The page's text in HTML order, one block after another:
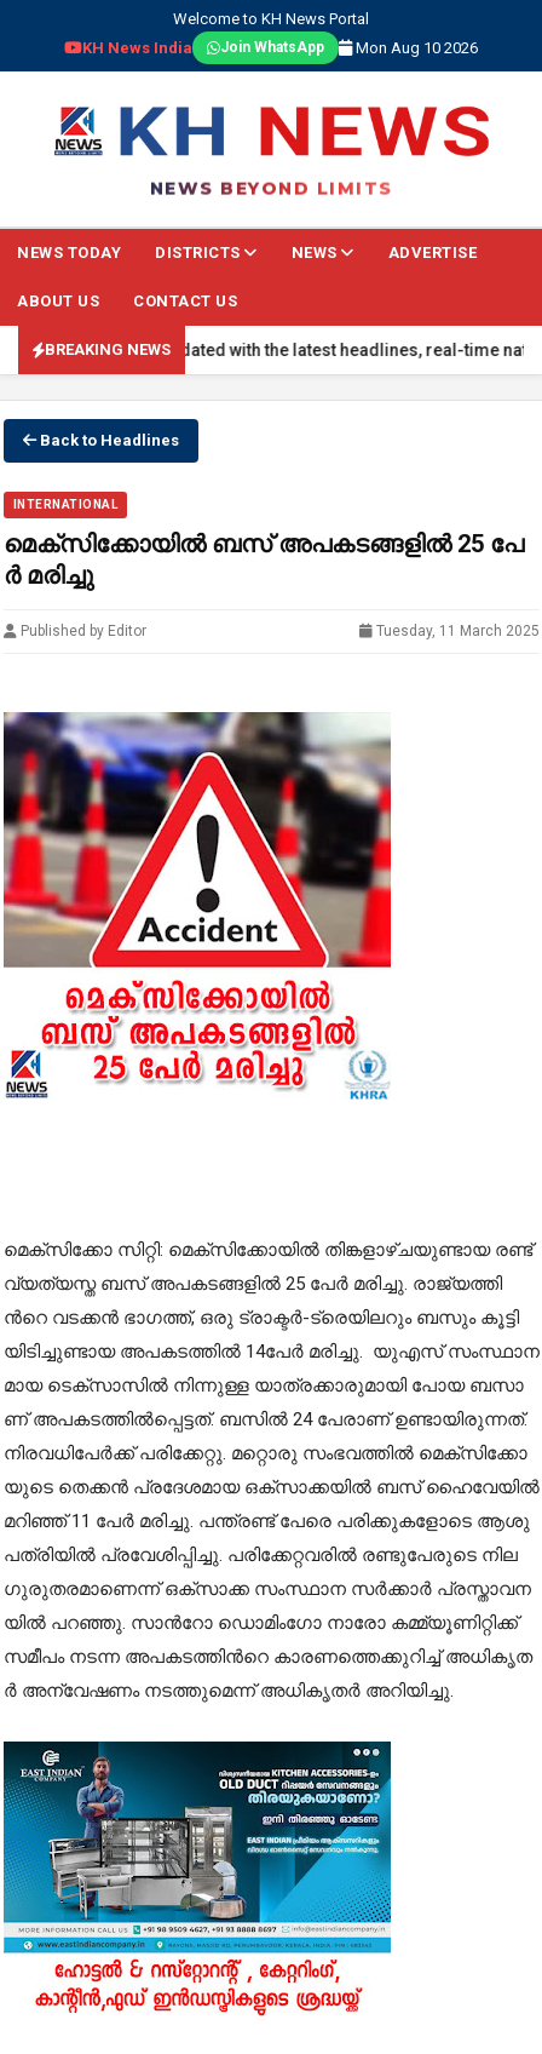
Welcome to KH News Portal
KH News India
Join WhatsApp Mon Aug 10 2026
NEWS BEYOND LIMITS
NEWS TODAY DISTRICTS NEWS ADVERTISE
ABOUT US CONTACT US
BREAKING NEWS
NEWS: Stay updated with the latest headlines, real-time
Back to Headlines
INTERNATIONAL
മെ​ക്സി​ക്കോ​യി​ൽ ബ​സ് അ​പ​ക​ട​ങ്ങ​ളി​ൽ 25 പേ​
ർ മ​രി​ച്ചു
Published by Editor Tuesday, 11 March 2025
മെ​ക്സി​ക്കോ സി​റ്റി: മെ​ക്സി​ക്കോ​യി​ൽ തി​ങ്ക​ളാ​ഴ്ച​യു​ണ്ടാ​യ ര​ണ്ട്
വ്യ​ത്യ​സ്ത ബ​സ് അ​പ​ക​ട​ങ്ങ​ളി​ൽ 25 പേ​ർ മ​രി​ച്ചു. രാ​ജ്യ​ത്തി​
ന്‍റെ വ​ട​ക്ക​ൻ ഭാ​ഗ​ത്ത്, ഒ​രു ട്രാ​ക്ട​ർ-​ട്രെ​യി​ല​റും ബ​സും കൂ​ട്ടി​
യി​ടി​ച്ചു​ണ്ടാ​യ അ​പ​ക​ട​ത്തി​ൽ 14പേ​ർ മ​രി​ച്ചു. യു​എ​സ് സം​സ്ഥാ​ന​
മാ​യ ടെ​ക്സാ​സി​ൽ നി​ന്നു​ള്ള യാ​ത്ര​ക്കാ​രു​മാ​യി പോ​യ ബ​സാ​
ണ് അ​പ​ക​ട​ത്തി​ൽ​പ്പെ​ട്ട​ത്. ബ​സി​ൽ 24 പേ​രാ​ണ് ഉ​ണ്ടാ​യി​രു​ന്ന​ത്.
നി​ര​വ​ധി​പേ​ർ​ക്ക് പ​രി​ക്കേ​റ്റു. മ​റ്റൊ​രു സം​ഭ​വ​ത്തി​ൽ മെ​ക്സി​ക്കോ​
യു​ടെ തെ​ക്ക​ൻ പ്ര​ദേ​ശ​മാ​യ ഒ​ക്സാ​ക്ക​യി​ൽ ബ​സ് ഹൈ​വേ​യി​ൽ
മ​റി​ഞ്ഞ് 11 പേ​ർ മ​രി​ച്ചു. പ​ന്ത്ര​ണ്ട് പേ​രെ പ​രി​ക്കു​ക​ളോ​ടെ ആ​ശു​
പ​ത്രി​യി​ൽ പ്ര​വേ​ശി​പ്പി​ച്ചു. പ​രി​ക്കേ​റ്റ​വ​രി​ൽ ര​ണ്ടു​പേ​രു​ടെ നി​ല
ഗു​രു​ത​ര​മാ​ണെ​ന്ന് ഒ​ക്സാ​ക്ക സം​സ്ഥാ​ന സ​ർ​ക്കാ​ർ പ്ര​സ്താ​വ​ന​
യി​ൽ പ​റ​ഞ്ഞു. സാ​ന്‍റോ ഡൊ​മിം​ഗോ നാ​രോ ക​മ്മ്യൂ​ണി​റ്റി​ക്ക്
സ​മീ​പം ന​ട​ന്ന അ​പ​ക​ട​ത്തി​ന്‍റെ കാ​ര​ണ​ത്തെ​ക്കു​റി​ച്ച് അ​ധി​കൃ​ത​
ർ അ​ന്വേ​ഷ​ണം ന​ട​ത്തു​മെ​ന്ന് അ​ധി​കൃ​ത​ർ അ​റി​യി​ച്ചു.